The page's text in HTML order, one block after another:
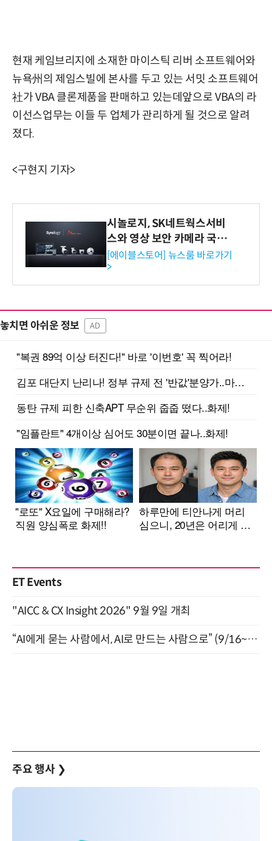
현재 케임브리지에 소재한 마이스틱 리버 소프트웨어와
뉴욕州의 제임스빌에 본사를 두고 있는 서밋 소프트웨어
社가 VBA 클론제품을 판매하고 있는데앞으로 VBA의 라
이선스업무는 이들 두 업체가 관리하게 될 것으로 알려
졌다.
<구현지 기자>
시놀로지, SK네트웍스서비
스와 영상 보안 카메라 국내
독점 판매 파트너십 체결
[에이블스토어] 뉴스룸 바로가기
>
놓치면 아쉬운 정보 AD
ET Events
"AICC & CX Insight 2026" 9월 9일 개최
“AI에게 묻는 사람에서, AI로 만드는 사람으로” (9/16~17)
주요 행사 ❯